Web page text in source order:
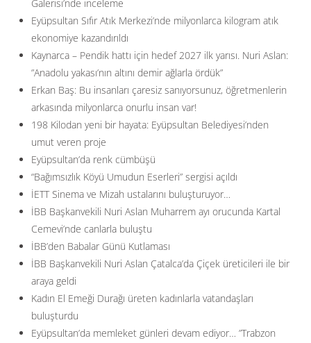
Galerisi’nde inceleme
Eyüpsultan Sıfır Atık Merkezi’nde milyonlarca kilogram atık
ekonomiye kazandırıldı
Kaynarca – Pendik hattı için hedef 2027 ilk yarısı. Nuri Aslan:
”Anadolu yakası’nın altını demir ağlarla ördük”
Erkan Baş: Bu insanları çaresiz sanıyorsunuz, öğretmenlerin
arkasında milyonlarca onurlu insan var!
198 Kilodan yeni bir hayata: Eyüpsultan Belediyesi’nden
umut veren proje
Eyüpsultan’da renk cümbüşü
“Bağımsızlık Köyü Umudun Eserleri” sergisi açıldı
İETT Sinema ve Mizah ustalarını buluşturuyor…
İBB Başkanvekili Nuri Aslan Muharrem ayı orucunda Kartal
Cemevi’nde canlarla buluştu
İBB’den Babalar Günü Kutlaması
İBB Başkanvekili Nuri Aslan Çatalca’da Çiçek üreticileri ile bir
araya geldi
Kadın El Emeği Durağı üreten kadınlarla vatandaşları
buluşturdu
Eyüpsultan’da memleket günleri devam ediyor… ”Trabzon